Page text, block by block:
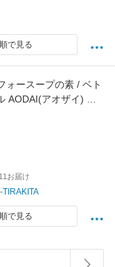
で見る
ォースープの素 / ベト
AODAI(アオザイ) タ
ス パスタソース チ
ニック食材
お届け
で見る